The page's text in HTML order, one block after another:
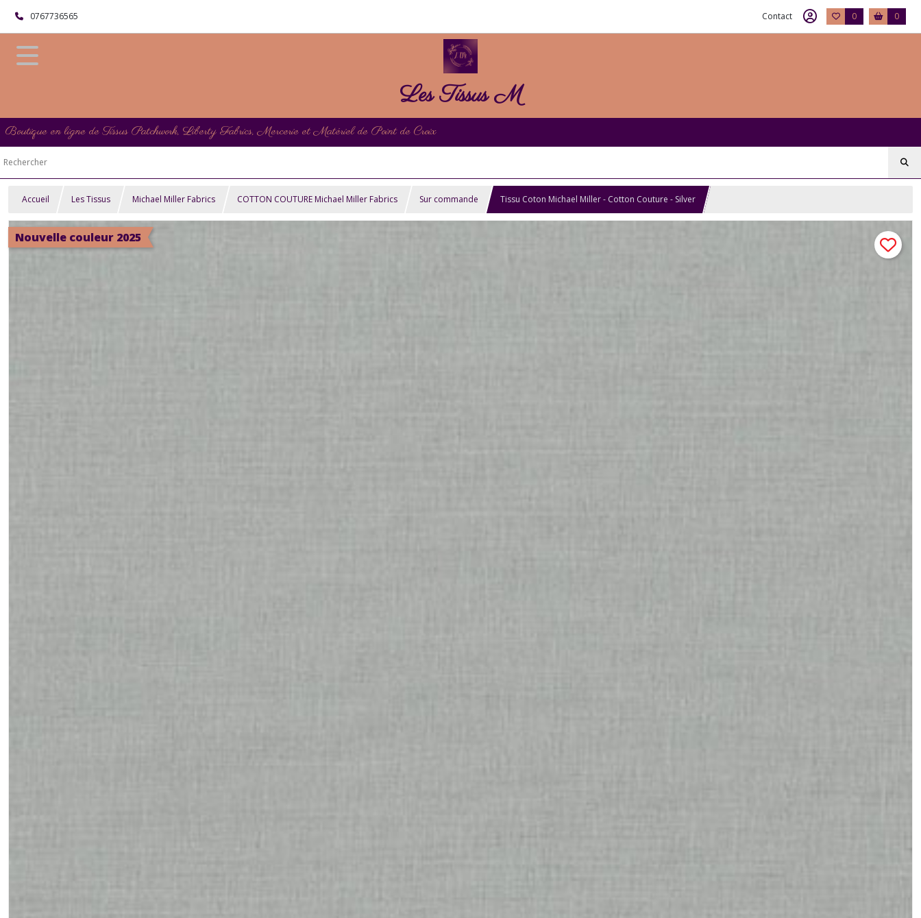
0767736565 Contact 0 0
Les Tissus M
Boutique en ligne de Tissus Patchwork, Liberty Fabrics, Mercerie et Matériel de Point de Croix
Accueil Les Tissus Michael Miller Fabrics COTTON COUTURE Michael Miller Fabrics Sur commande Tissu Coton Michael Miller - Cotton Couture - Silver
Nouvelle couleur 2025